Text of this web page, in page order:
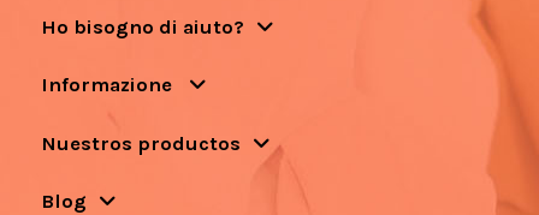
Ho bisogno di aiuto?
Informazione
Nuestros productos
Blog